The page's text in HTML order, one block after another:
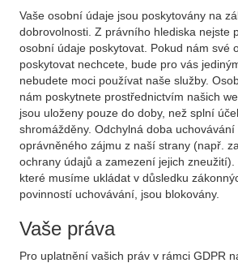
Vaše osobní údaje jsou poskytovány na
dobrovolnosti. Z právního hlediska nejste
osobní údaje poskytovat. Pokud nám své
poskytovat nechcete, bude pro vás
nebudete moci používat naše služby.
nám poskytnete prostřednictvím našich
jsou uloženy pouze do doby, než splní
shromážděny. Odchylná doba
oprávněného zájmu z naší strany (např.
ochrany údajů a zamezení jejich zneužití).
které musíme ukládat v důsledku
povinností uchovávání, jsou blokovány.
Vaše práva
Pro uplatnění vašich práv v rámci GDPR